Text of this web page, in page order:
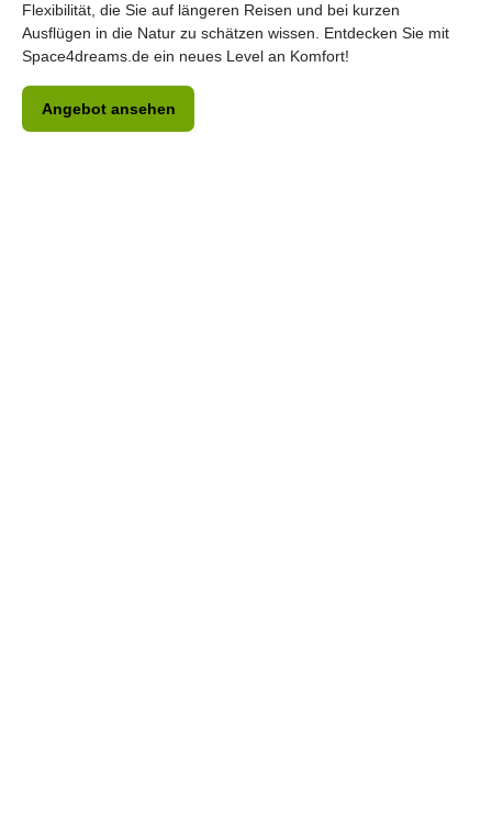
Flexibilität, die Sie auf längeren Reisen und bei kurzen
Ausflügen in die Natur zu schätzen wissen. Entdecken Sie mit
Space4dreams.de ein neues Level an Komfort!
Angebot ansehen